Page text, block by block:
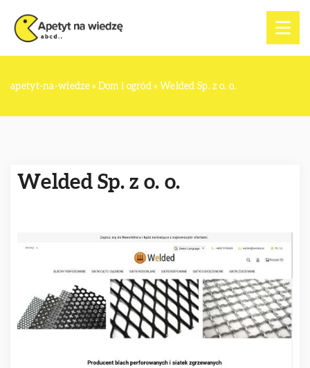
apetyt-na-wiedze» Dom i ogród » Welded Sp. z o. o.
Welded Sp. z o. o.